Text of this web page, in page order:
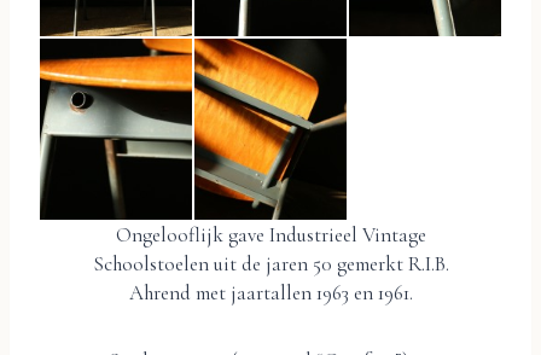
Ongelooflijk gave Industrieel Vintage
Schoolstoelen uit de jaren 50 gemerkt R.I.B.
Ahrend met jaartallen 1963 en 1961.